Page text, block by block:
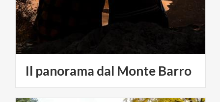
Il panorama dal Monte Barro